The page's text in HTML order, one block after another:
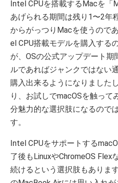
Intel CPUを搭載するMacを「
あげられる期間は残り1〜2年
からがっつりMacを使うので
el CPU搭載モデルを購入する
が、OSの公式アップデート
ルであればジャンクではない
購入出来るようになりました
り、お試しでmacOSを触っ
分魅力的な選択肢になるので
す。
Intel CPUをサポートする
了後もLinuxやChromeOS Flex
続けるという選択肢もありま